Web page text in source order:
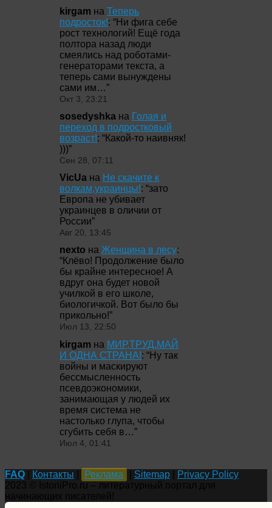
kirgam на Теперь
подросток!: “Ни фига себе
рост технологий! Ещё года
полтора назад люди
смеялись над роботами-
генераторами текста, а
теперь сами вынуждены
сами им…”
Окт 3, 23:21
sosedyshka на Голая и
переход в подростковый
возраст!: “Какой-то наивняк!
)))”
Сен 28, 07:11
VicUa на Не скачите к
волкам,украинцы!: “зато
Европа не убивает
украинцев в оличии от
России”
Авг 20, 13:45
nexto на Женщина в лесу:
“Клёво! Продолжение было
бы крайне интересное! А
вдруг она будет новой
училкой в его школе,
биологичкой. Вот было бы
прикольно!”
Июл 13, 22:50
kirgam на МИР,ТРУД,МАЙ
И ОДНА СТРАНА!: “Ну так
войны и маскируют
бессмысленность
псевдоэкономики,
занимающая у людей их
время система не
настолько глупа, чтобы
сгубить себя в…”
Июл 4, 01:41
FAQ Контакты Реклама Sitemap
Privacy Policy